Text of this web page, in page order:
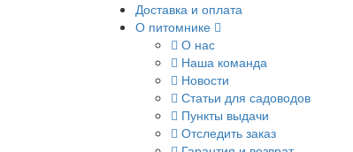
Доставка и оплата
О питомнике
О нас
Наша команда
Новости
Статьи для садоводов
Пункты выдачи
Отследить заказ